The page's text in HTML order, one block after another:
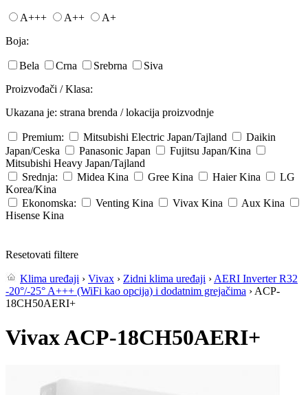
A+++ A++
A+
Boja:
Bela Crna Srebrna
Siva
Proizvođači / Klasa:
Ukazana je: strana brenda / lokacija proizvodnje
Premium: Mitsubishi Electric Japan/Tajland
Daikin
Japan/Ceska
Panasonic Japan Fujitsu Japan/Kina
Mitsubishi Heavy Japan/Tajland
Srednja:
Midea Kina Gree Kina Haier Kina
LG
Korea/Kina
Ekonomska:
Venting Kina Vivax Kina Aux Kina
Hisense Kina
Resetovati filtere
Klima uređaji › Vivax › Zidni klima uređaji › AERI Inverter R32
-20°/-25° A+++ (WiFi kao opcija) i dodatnim grejačima › ACP-
18CH50AERI+
Vivax ACP-18CH50AERI+